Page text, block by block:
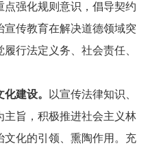
强化规则意识，倡导契约
传教育在解决道德领域突
行法定义务、社会责任、
建设。
以宣传法律知识、
旨，积极推进社会主义林
文化的引领、熏陶作用。充